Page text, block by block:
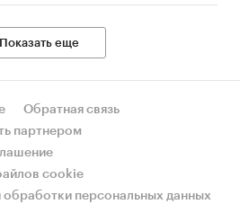
опроса
наглядных диаграммах и
таблицах.
Поиск и анализ
источников,
Современные
методы прогнозирования с
экспертов.
Показать еще
Обратная связь
партнером
cookie
обработки персональных данных